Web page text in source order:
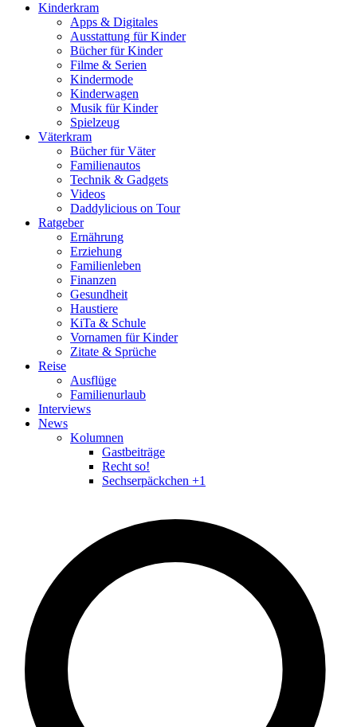
Kinderkram
Apps & Digitales
Ausstattung für Kinder
Bücher für Kinder
Filme & Serien
Kindermode
Kinderwagen
Musik für Kinder
Spielzeug
Väterkram
Bücher für Väter
Familienautos
Technik & Gadgets
Videos
Daddylicious on Tour
Ratgeber
Ernährung
Erziehung
Familienleben
Finanzen
Gesundheit
Haustiere
KiTa & Schule
Vornamen für Kinder
Zitate & Sprüche
Reise
Ausflüge
Familienurlaub
Interviews
News
Kolumnen
Gastbeiträge
Recht so!
Sechserpäckchen +1